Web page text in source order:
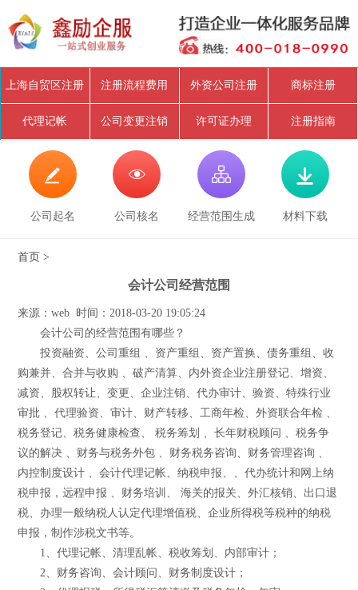
上海自贸区注册 注册流程费用 外资公司注册 商标注册
代理记帐 公司变更注销 许可证办理 注册指南

公司起名

公司核名

经营范围生成

材料下载
首页 >
会计公司经营范围
来源：web 时间：2018-03-20 19:05:24
会计公司的经营范围有哪些？
投资融资、公司重组 、资产重组、资产置换、债务重组、收
购兼并、合并与收购 、破产清算、内外资企业注册登记、增资、
减资、股权转让、变更、企业注销、代办审计、验资、特殊行业
审批 、代理验资、审计、财产转移、工商年检、外资联合年检 、
税务登记、税务健康检查、 税务筹划 、长年财税顾问 、税务争
议的解决 、财务与税务外包 、财务税务咨询、财务管理咨询 、
内控制度设计 、会计代理记帐、纳税申报、、代办统计和网上纳
税申报，远程申报 、财务培训、 海关的报关、外汇核销、出口退
税、办理一般纳税人认定代理增值税、企业所得税等税种的纳税
申报，制作涉税文书等。
1、代理记帐、清理乱帐、税收筹划、内部审计；
2、财务咨询、会计顾问、财务制度设计；